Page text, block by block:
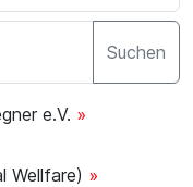
Suchen
e.V. »
Wellfare) »